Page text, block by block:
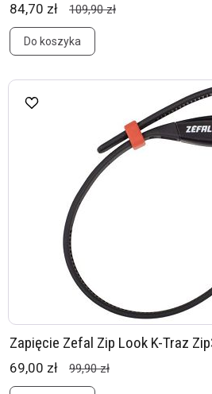
84,70 zł 109,90 zł
Do koszyka
Zapięcie Zefal Zip Look K-Traz
69,00 zł 99,90 zł